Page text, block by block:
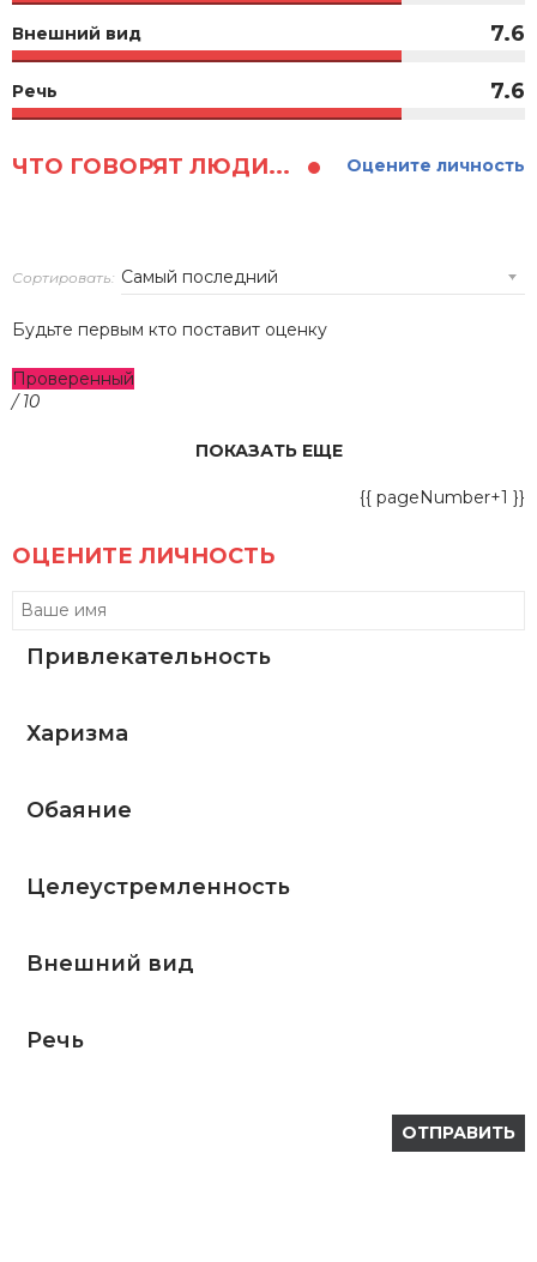
Внешний вид 7.6
Речь 7.6
ЧТО ГОВОРЯТ ЛЮДИ... Оцените личность
Сортировать:
Будьте первым кто поставит оценку
Проверенный
/ 10
ПОКАЗАТЬ ЕЩЕ
{{ pageNumber+1 }}
ОЦЕНИТЕ ЛИЧНОСТЬ
Привлекательность
Харизма
Обаяние
Целеустремленность
Внешний вид
Речь